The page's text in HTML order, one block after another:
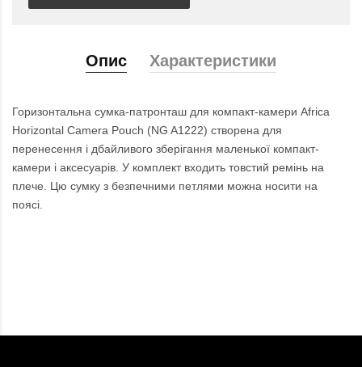
Опис Характеристики
Горизонтальна сумка-патронташ для компакт-камери Africa
Horizontal Camera Pouch (NG A1222) створена для
перенесення і дбайливого зберігання маленької компакт-
камери і аксесуарів. У комплект входить товстий ремінь на
плече. Цю сумку з безпечними петлями можна носити на
поясі.